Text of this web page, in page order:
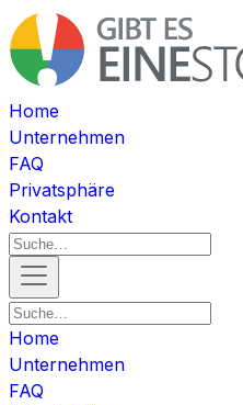
Home
Unternehmen
FAQ
Privatsphäre
Kontakt
Home
Unternehmen
FAQ